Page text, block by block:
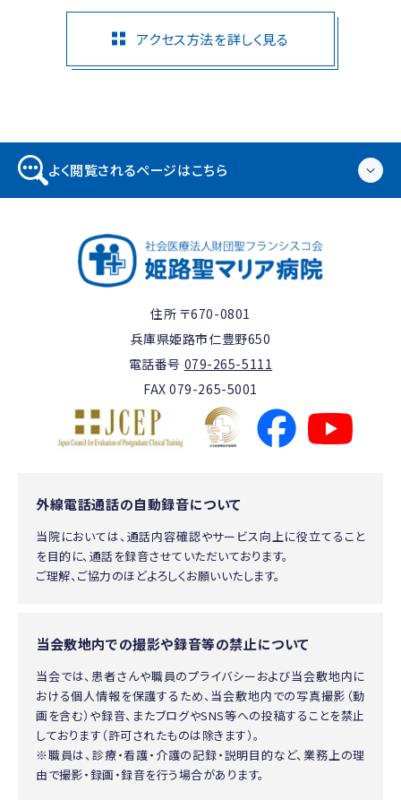
アクセス方法を詳しく見る
よく閲覧されるページはこちら
住所 〒670-0801
兵庫県姫路市仁豊野650
電話番号 079-265-5111
FAX 079-265-5001
外線電話通話の自動録音について
当院においては、通話内容確認やサービス向上に役立てること
を目的に、通話を録音させていただいております。
ご理解、ご協力のほどよろしくお願いいたします。
当会敷地内での撮影や録音等の禁止について
当会では、患者さんや職員のプライバシーおよび当会敷地内に
おける個人情報を保護するため、当会敷地内での写真撮影（動
画を含む）や録音、またブログやSNS等への投稿することを禁止
しております（許可されたものは除きます）。
※職員は、診療・看護・介護の記録・説明目的など、業務上の理
由で撮影・録画・録音を行う場合があります。